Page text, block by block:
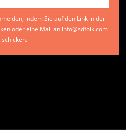
indem Sie auf den Link in der
oder eine Mail an info@sdfoik.com
schicken.